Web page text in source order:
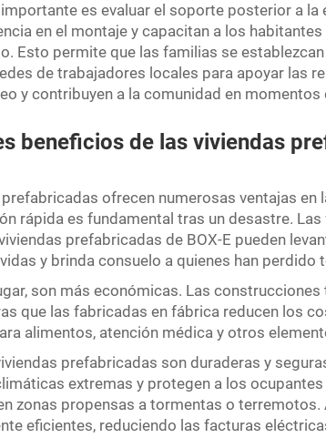
es evaluar el soporte posterior a la
en el montaje y capacitan a los
Esto permite que las familias se
de trabajadores locales para apoyar las
y contribuyen a la comunidad en momentos
beneficios de las viviendas
ofrecen numerosas ventajas en
rápida es fundamental tras un desastre.
prefabricadas de BOX-E pueden
y brinda consuelo a quienes han perdido
son más económicas. Las
que las fabricadas en fábrica reducen los
alimentos, atención médica y otros
prefabricadas son duraderas y
extremas y protegen a los
zonas propensas a tormentas o terremotos.
eficientes, reduciendo las facturas